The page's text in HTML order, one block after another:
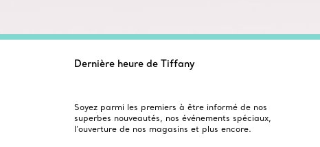
Dernière heure de Tiffany
Soyez parmi les premiers à être informé de nos
superbes nouveautés, nos événements spéciaux,
l’ouverture de nos magasins et plus encore.